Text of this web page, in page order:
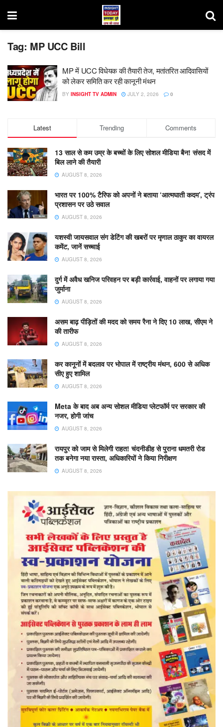
Tag: MP UCC Bill
MP में UCC विधेयक की तैयारी तेज, मतांतरित आदिवासियों
को लेकर समिति कर रही कानूनी मंथन
BY INSIGHT TV ADMIN JULY 2, 2026 0
Latest Trending Comments
13 साल से कम उम्र के बच्चों के लिए सोशल मीडिया बैन! संसद में
बिल लाने की तैयारी
AUGUST 8, 2026
भारत पर 100% टैरिफ को अपनों ने बताया ‘आत्मघाती कदम’, ट्रंप
प्रशासन पर उठे सवाल
AUGUST 8, 2026
यशस्वी जायसवाल संग डेटिंग की खबरों पर मृणाल ठाकुर का वायरल
कमेंट, जानें सच्चाई
AUGUST 8, 2026
दुर्ग में अवैध खनिज परिवहन पर बड़ी कार्रवाई, वाहनों पर लगाया गया
जुर्माना
AUGUST 8, 2026
असम बाढ़ पीड़ितों की मदद को समय रैना ने दिए 10 लाख, सीएम ने
की तारीफ
AUGUST 8, 2026
कर कानूनों में बदलाव पर भोपाल में राष्ट्रीय मंथन, 600 से अधिक
सीए हुए शामिल
AUGUST 8, 2026
Meta के बाद अब अन्य सोशल मीडिया प्लेटफॉर्म पर सरकार की
नजर, होगी जांच
AUGUST 8, 2026
रायपुर को जाम से मिलेगी राहत! चंदनीडीह से पुराना धमतरी रोड
तक बनेगा नया रास्ता, अधिकारियों ने किया निरीक्षण
AUGUST 8, 2026